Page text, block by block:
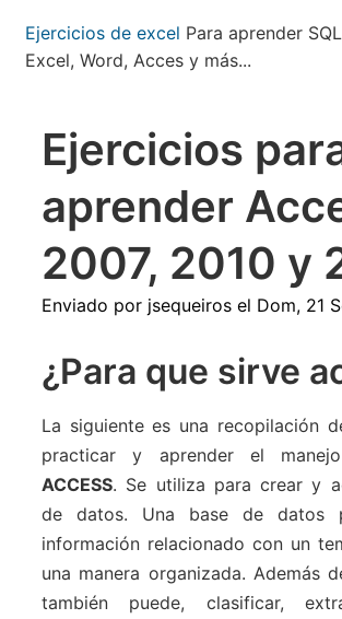
Pasar
contenido
Ejercicios de excel Para aprender
Excel, Word, Acces y más...
Ejercicios
aprender
2007, 2010 y
Enviado por jsequeiros el Dom, 21
¿Para que sirve
La siguiente es una recopilación
practicar y aprender el
ACCESS. Se utiliza para crear y
de datos. Una base de datos
información relacionado con un
una manera organizada. Además
también puede, clasificar,